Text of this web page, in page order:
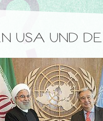
USA UND